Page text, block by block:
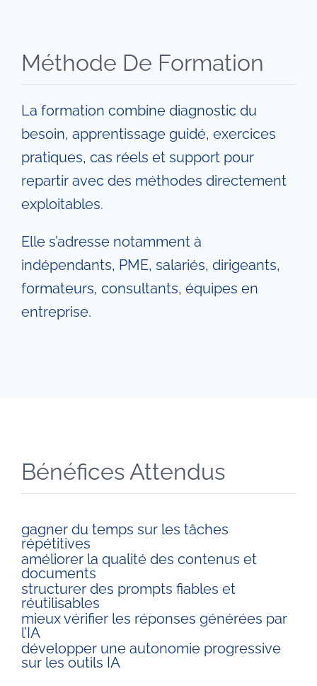
Méthode De Formation
La formation combine diagnostic du
besoin, apprentissage guidé, exercices
pratiques, cas réels et support pour
repartir avec des méthodes directement
exploitables.
Elle s’adresse notamment à
indépendants, PME, salariés, dirigeants,
formateurs, consultants, équipes en
entreprise.
Bénéfices Attendus
gagner du temps sur les tâches
répétitives
améliorer la qualité des contenus et
documents
structurer des prompts fiables et
réutilisables
mieux vérifier les réponses générées par
l’IA
développer une autonomie progressive
sur les outils IA